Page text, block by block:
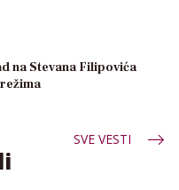
na Stevana Filipovića
SVE VESTI